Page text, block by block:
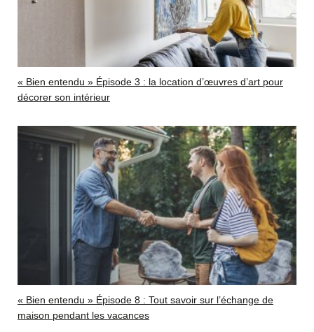
« Bien entendu » Épisode 3 : la location d’œuvres d’art pour
décorer son intérieur
« Bien entendu » Épisode 8 : Tout savoir sur l’échange de
maison pendant les vacances